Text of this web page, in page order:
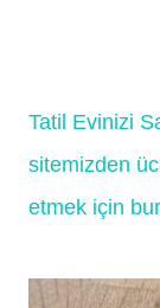
Tatil Evinizi
sitemizden
etmek için